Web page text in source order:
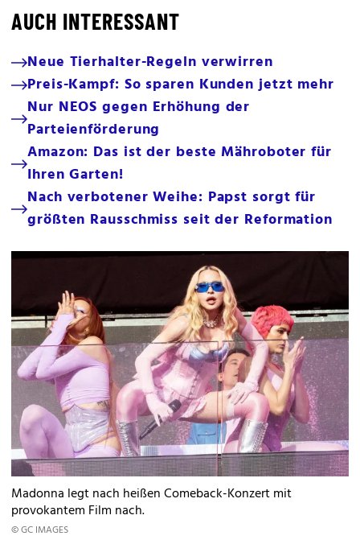
AUCH INTERESSANT
Neue Tierhalter-Regeln verwirren
Preis-Kampf: So sparen Kunden jetzt mehr
Nur NEOS gegen Erhöhung der
Parteienförderung
Amazon: Das ist der beste Mähroboter für
Ihren Garten!
Nach verbotener Weihe: Papst sorgt für
größten Rausschmiss seit der Reformation
Madonna legt nach heißen Comeback-Konzert mit
provokantem Film nach.
© GC IMAGES